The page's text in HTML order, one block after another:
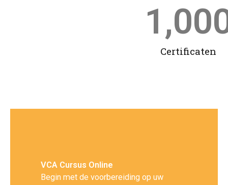
Certificaten
VCA Cursus Online
Begin met de voorbereiding op uw